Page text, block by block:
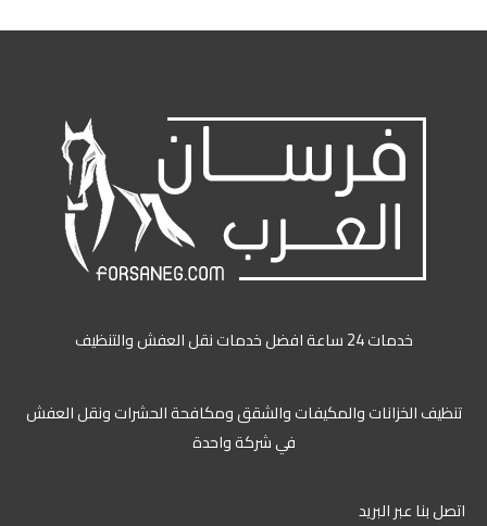
خدمات 24 ساعة افضل خدمات نقل العفش والتنظيف
تنظيف الخزانات والمكيفات والشقق ومكافحة الحشرات ونقل العفش
في شركة واحدة
اتصل بنا عبر البريد